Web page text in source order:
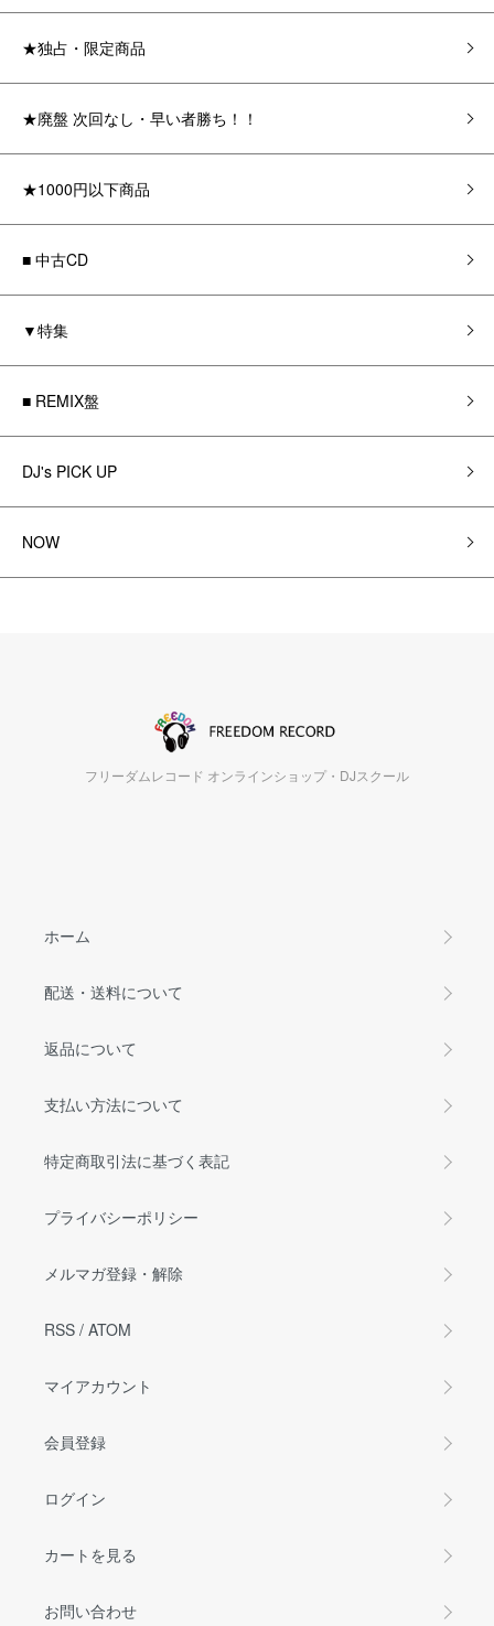
★独占・限定商品
★廃盤 次回なし・早い者勝ち！！
★1000円以下商品
■ 中古CD
▼特集
■ REMIX盤
DJ's PICK UP
NOW
フリーダムレコード オンラインショップ・DJスクール
ホーム
配送・送料について
返品について
支払い方法について
特定商取引法に基づく表記
プライバシーポリシー
メルマガ登録・解除
RSS / ATOM
マイアカウント
会員登録
ログイン
カートを見る
お問い合わせ